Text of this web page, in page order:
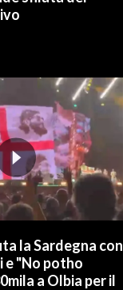
la Sardegna con
"No potho
a Olbia per il